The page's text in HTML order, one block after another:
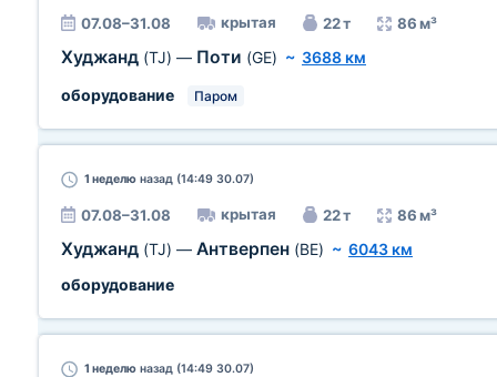
07.08–31.08 крытая 22 т 86 м³
Худжанд (TJ) — Поти (GE) ~ 3688 км
оборудование
Паром
1 неделю назад (14:49 30.07)
07.08–31.08 крытая 22 т 86 м³
Худжанд (TJ) — Антверпен (BE) ~ 6043 км
оборудование
1 неделю назад (14:49 30.07)